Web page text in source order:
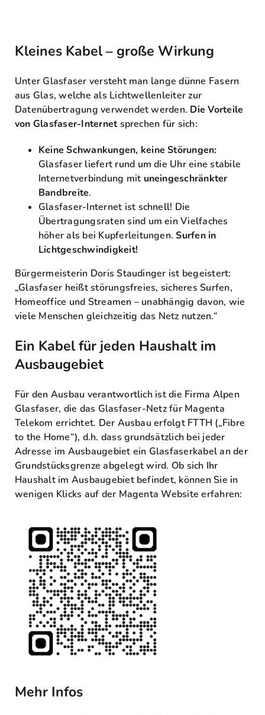
Kleines Kabel – große Wirkung
Unter Glasfaser versteht man lange dünne Fasern
aus Glas, welche als Lichtwellenleiter zur
Datenübertragung verwendet werden. Die Vorteile
von Glasfaser-Internetsprechen für sich:
Keine Schwankungen, keine Störungen:
Glasfaser liefert rund um die Uhr eine stabile
Internetverbindung mit uneingeschränkter
Bandbreite.
Glasfaser-Internet ist schnell! Die
Übertragungsraten sind um ein Vielfaches
höher als bei Kupferleitungen.Surfen in
Lichtgeschwindigkeit!
Bürgermeisterin Doris Staudinger ist begeistert:
„Glasfaser heißt störungsfreies, sicheres Surfen,
Homeoffice und Streamen – unabhängig davon, wie
viele Menschen gleichzeitig das Netz nutzen.“
Ein Kabel für jeden Haushalt im
Ausbaugebiet
Für den Ausbau verantwortlich ist die Firma Alpen
Glasfaser, die das Glasfaser-Netz für Magenta
Telekom errichtet. Der Ausbau erfolgt FTTH („Fibre
to the Home“), d.h. dass grundsätzlich bei jeder
Adresse im Ausbaugebiet ein Glasfaserkabel an der
Grundstücksgrenze abgelegt wird. Ob sich Ihr
Haushalt im Ausbaugebiet befindet, können Sie in
wenigen Klicks auf der Magenta Website erfahren:
Mehr Infos